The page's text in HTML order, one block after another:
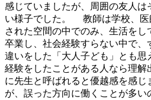
感じていましたが、周囲の友人は
い様子でした。 教師は学校、医
された空間の中でのみ、生活を
卒業し、社会経験すらない中で、
違いをした「大人子ども」とも
経験をしたことがある人なら理
に先生と呼ばれると優越感を感
が、誤った方向に働くことが多